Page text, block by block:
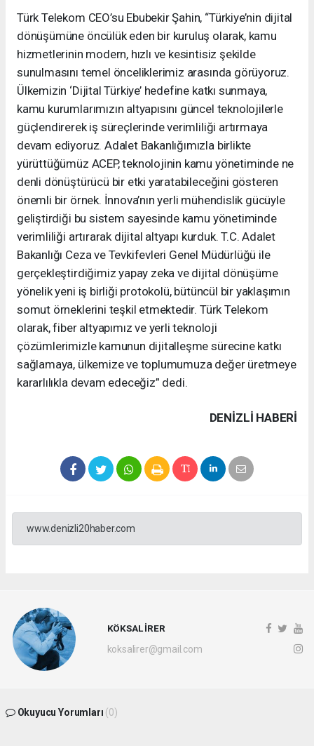
Türk Telekom CEO’su Ebubekir Şahin, “Türkiye’nin dijital
dönüşümüne öncülük eden bir kuruluş olarak, kamu
hizmetlerinin modern, hızlı ve kesintisiz şekilde
sunulmasını temel önceliklerimiz arasında görüyoruz.
Ülkemizin ‘Dijital Türkiye’ hedefine katkı sunmaya,
kamu kurumlarımızın altyapısını güncel teknolojilerle
güçlendirerek iş süreçlerinde verimliliği artırmaya
devam ediyoruz. Adalet Bakanlığımızla birlikte
yürüttüğümüz ACEP, teknolojinin kamu yönetiminde ne
denli dönüştürücü bir etki yaratabileceğini gösteren
önemli bir örnek. İnnova’nın yerli mühendislik gücüyle
geliştirdiği bu sistem sayesinde kamu yönetiminde
verimliliği artırarak dijital altyapı kurduk. T.C. Adalet
Bakanlığı Ceza ve Tevkifevleri Genel Müdürlüğü ile
gerçekleştirdiğimiz yapay zeka ve dijital dönüşüme
yönelik yeni iş birliği protokolü, bütüncül bir yaklaşımın
somut örneklerini teşkil etmektedir. Türk Telekom
olarak, fiber altyapımız ve yerli teknoloji
çözümlerimizle kamunun dijitalleşme sürecine katkı
sağlamaya, ülkemize ve toplumumuza değer üretmeye
kararlılıkla devam edeceğiz” dedi.
DENIZLI HABERİ
www.denizli20haber.com
KÖKSAL İRER
koksalirer@gmail.com
Okuyucu Yorumları (0)